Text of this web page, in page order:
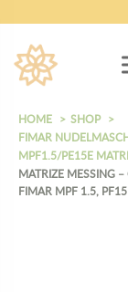
HOME
SHOP
FIMAR
MPF1.5/PE15E
MATRIZE MESSING
FIMAR MPF 1.5,